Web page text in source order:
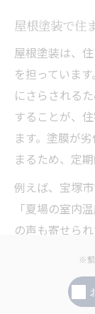
屋根塗装で住
屋根塗装は、
を担っていま
にさらされる
することが、
ます。塗膜が
まるため、定
例えば、宝塚
「夏場の室内
の声も寄せら
り、遮熱塗料
塗料の種類や
※繋